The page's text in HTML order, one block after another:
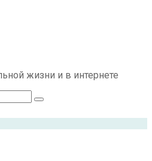
жизни и в интернете